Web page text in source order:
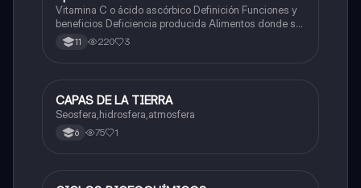
Vitamina C o ácido ascórbico Definición Funciones y
beneficios Deficiencia producida Alimentos donde se
encuentra en abundancia
11 220 3
Biologia
CAPAS DE LA TIERRA
Seosfera,hidrosfera,atmosfera
6 75 1